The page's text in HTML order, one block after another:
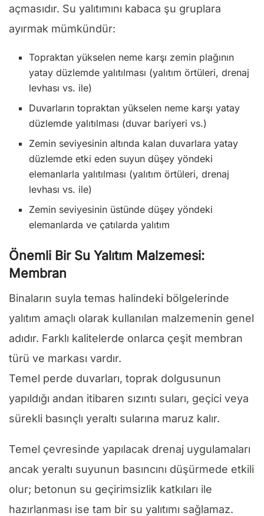
açmasıdır. Su yalıtımını kabaca şu gruplara
ayırmak mümkündür:
Topraktan yükselen neme karşı zemin plağının
yatay düzlemde yalıtılması (yalıtım örtüleri, drenaj
levhası vs. ile)
Duvarların topraktan yükselen neme karşı yatay
düzlemde yalıtılması (duvar bariyeri vs.)
Zemin seviyesinin altında kalan duvarlara yatay
düzlemde etki eden suyun düşey yöndeki
elemanlarla yalıtılması (yalıtım örtüleri, drenaj
levhası vs. ile)
Zemin seviyesinin üstünde düşey yöndeki
elemanlarda ve çatılarda yalıtım
Önemli Bir Su Yalıtım Malzemesi:
Membran
Binaların suyla temas halindeki bölgelerinde
yalıtım amaçlı olarak kullanılan malzemenin genel
adıdır. Farklı kalitelerde onlarca çeşit membran
türü ve markası vardır.
Temel perde duvarları, toprak dolgusunun
yapıldığı andan itibaren sızıntı suları, geçici veya
sürekli basınçlı yeraltı sularına maruz kalır.
Temel çevresinde yapılacak drenaj uygulamaları
ancak yeraltı suyunun basıncını düşürmede etkili
olur; betonun su geçirimsizlik katkıları ile
hazırlanması ise tam bir su yalıtımı sağlamaz.